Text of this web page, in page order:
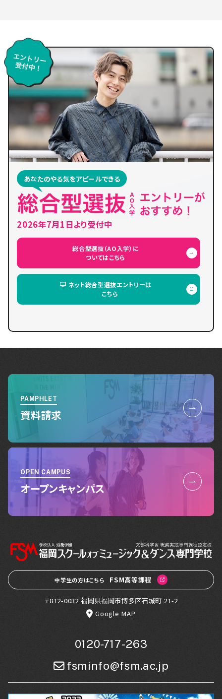
あなたのやる気をアピールできる
2026年7月1日より受付中
総合型選抜（AO入学）に
ついてはこちら
ネット総合型選抜エントリーは
こちら
PAMPHLET
資料請求
OPEN CAMPUS
オープンキャンパス
中学生の方はこちら FSM高等課程
〒812-0032 福岡県福岡市博多区石城町 21-2
Google MAP
0120-717-263
fsminfo@fsm.ac.jp